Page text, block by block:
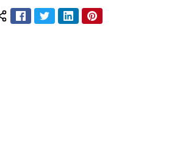
Compartilhar conteúdo:
FacebookTwitterLinkedInPinterest